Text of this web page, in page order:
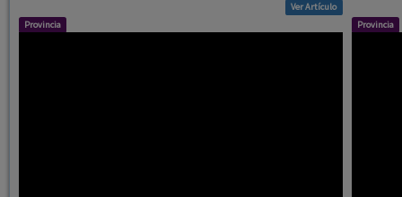
Ver Artículo
Provincia Provincia